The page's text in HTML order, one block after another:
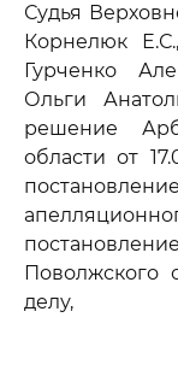
Судья
Корнелюк
Гурченко
Ольги
решение
области от
Поволжского
делу,